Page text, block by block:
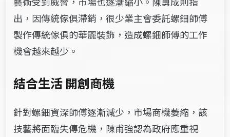
出，因傳統傢俱滯銷，很少業主會委託螺鈿師傅
製作傳統傢俱的華麗裝飾，造成螺鈿師傅的工作
機會越來越少。
結合生活 開創商機
針對螺鈿資深師傅逐漸減少，市場商機萎縮， 該
技藝將面臨失傳危機，陳甫強認為政府應重視